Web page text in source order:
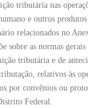
tributária nas
e outros
relacionados no
sobre as normas gerais
tributária e de
relativos às
por convênios ou
Federal.